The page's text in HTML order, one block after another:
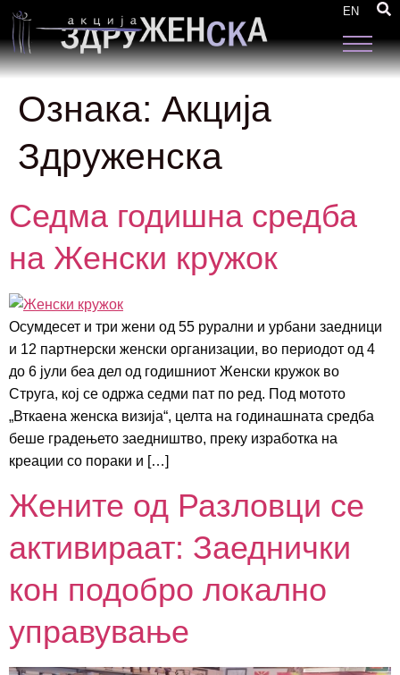
EN
Ознака: Акција
Здруженска
Седма годишна средба
на Женски кружок
Осумдесет и три жени од 55 рурални и урбани заедници
и 12 партнерски женски организации, во периодот од 4
до 6 јули беа дел од годишниот Женски кружок во
Струга, кој се одржа седми пат по ред. Под мотото
„Вткаена женска визија“, целта на годинашната средба
беше градењето заедништво, преку изработка на
креации со пораки и […]
Жените од Разловци се
активираат: Заеднички
кон подобро локално
управување